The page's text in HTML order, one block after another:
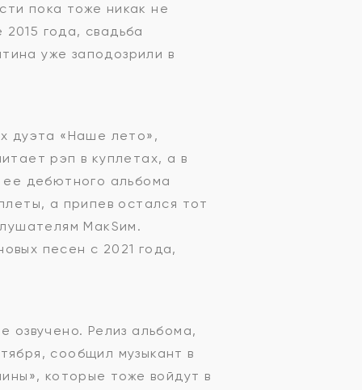
пока тоже никак не
года, свадьба
уже заподозрили в
дуэта «Наше лето»,
рэп в куплетах, а в
ее дебютного альбома
а припев остался тот
МакSим.
песен с 2021 года,
озвучено. Релиз альбома,
сообщил музыкант в
которые тоже войдут в